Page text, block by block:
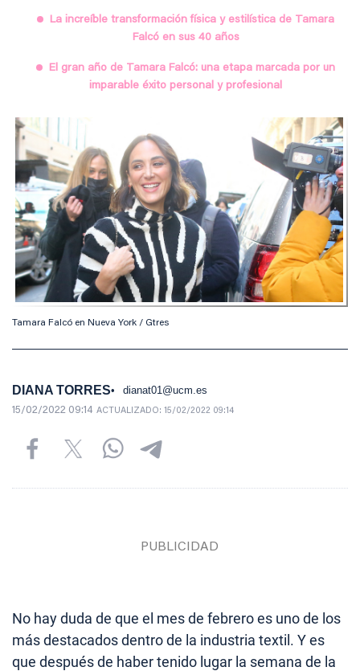
La increíble transformación física y estilística de Tamara
Falcó en sus 40 años
El gran año de Tamara Falcó: una etapa marcada por un
imparable éxito personal y profesional
Tamara Falcó en Nueva York / Gtres
DIANA TORRES dianat01@ucm.es
15/02/2022 09:14 ACTUALIZADO: 15/02/2022 09:14
No hay duda de que el mes de febrero es uno de los
más destacados dentro de la industria textil. Y es
que después de haber tenido lugar la semana de la